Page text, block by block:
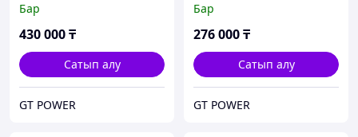
Бар
430 000₸
Сатып алу
GT POWER
Бар
276 000₸
Сатып алу
GT POWER